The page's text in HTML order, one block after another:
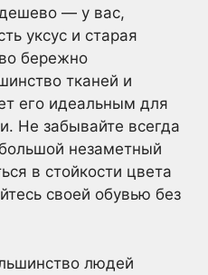
— у вас,
уксус и старая
бережно
тканей и
его идеальным для
Не забывайте всегда
незаметный
в стойкости цвета
своей обувью без
людей